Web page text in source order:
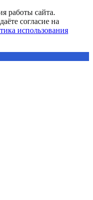
работы сайта.
согласие на
использования